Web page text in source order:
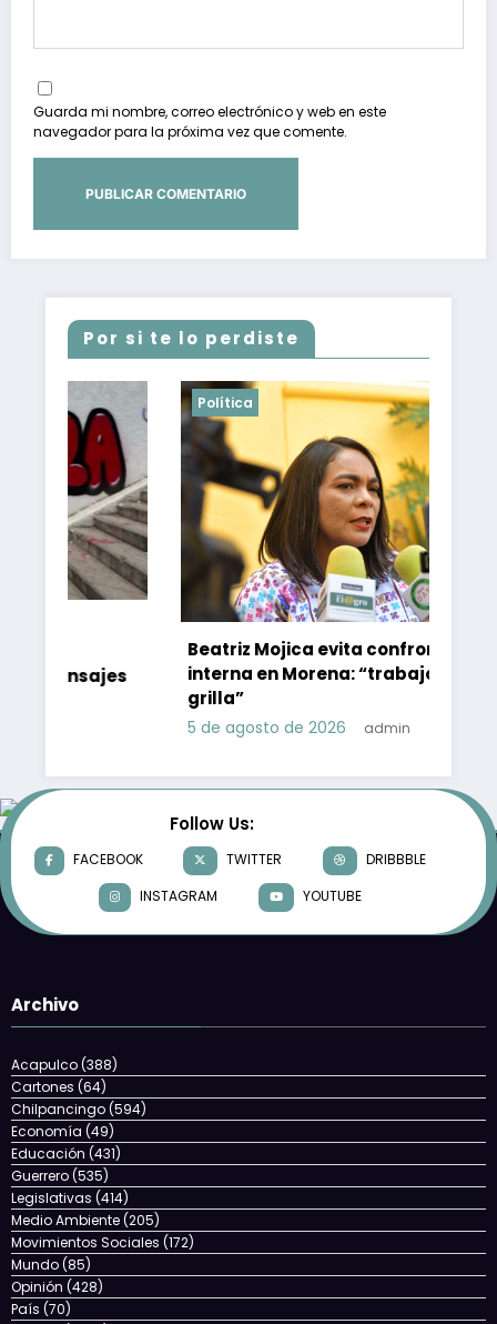
Guarda mi nombre, correo electrónico y web en este
navegador para la próxima vez que comente.
Por si te lo perdiste
Beatriz Mojica evita confrontación
interna en Morena: “trabajo mata
5 de agosto de 2026 admin
Follow Us:
FACEBOOK TWITTER
DRIBBBLE
INSTAGRAM
YOUTUBE
Archivo
Acapulco(388)
Cartones (64)
Chilpancingo(594)
Economía (49)
Educación (431)
Guerrero(535)
Legislativas (414)
Medio Ambiente(205)
Movimientos Sociales (172)
Mundo(85)
Opinión (428)
País (70)